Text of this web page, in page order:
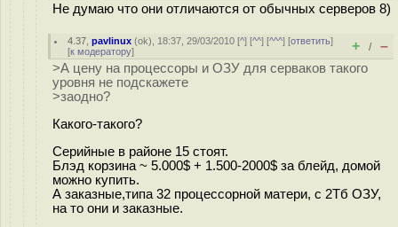
Не думаю что они отличаются от обычных серверов 8)
4.37 ,pavlinux (ok), 18:37, 29/03/2010 [^] [^^] [^^^] [ответить]
[к модератору] + / –
>А цену на процессоры и ОЗУ для серваков такого
уровня не подскажете
>заодно?
Какого-такого?
Cерийные в районе 15 стоят.
Блэд корзина ~ 5.000$ + 1.500-2000$ за блейд, домой
можно купить.
А заказные,типа 32 процессорной матери, с 2Тб ОЗУ,
на то они и заказные.